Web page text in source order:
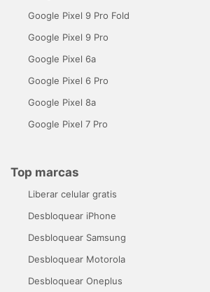
Google Pixel 9 Pro Fold
Google Pixel 9 Pro
Google Pixel 6a
Google Pixel 6 Pro
Google Pixel 8a
Google Pixel 7 Pro
Top marcas
Liberar celular gratis
Desbloquear iPhone
Desbloquear Samsung
Desbloquear Motorola
Desbloquear Oneplus